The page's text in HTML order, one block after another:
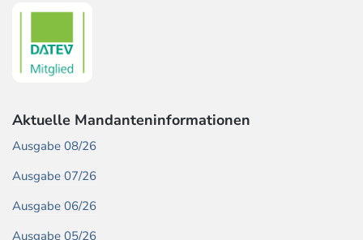
Aktuelle Mandanteninformationen
Ausgabe 08/26
Ausgabe 07/26
Ausgabe 06/26
Ausgabe 05/26